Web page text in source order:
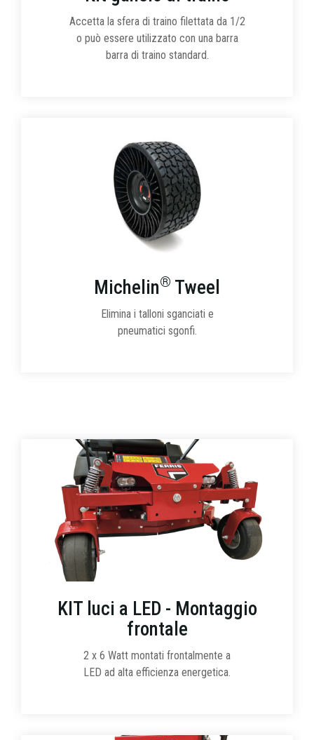
Accetta la sfera di traino filettata da 1/2
o può essere utilizzato con una barra
barra di traino standard.
Michelin® Tweel
Elimina i talloni sganciati e
pneumatici sgonfi.
KIT luci a LED - Montaggio
frontale
2 x 6 Watt montati frontalmente a
LED ad alta efficienza energetica.